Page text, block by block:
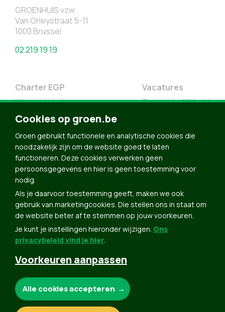
GROENHUIS vzw
Van Orleystraat 5-11
1000 Brussel
02 219 19 19
Charter EGP
Nieuwsbrief
Doe Mee
Contact
Groen in je buurt
Meldpunt
Vacatures
Toegankelijkheid
Word lid
Agenda
Bekijk kalender
Verleng je lidmaatschap
Programma oktober 2024
Programma juni 2024
Downloads
Webshop
Cookies op groen.be
Groen gebruikt functionele en analytische cookies die
noodzakelijk zijn om de website goed te laten
functioneren. Deze cookies verwerken geen
persoonsgegevens en hier is geen toestemming voor
nodig.
Als je daarvoor toestemming geeft, maken we ook
gebruik van marketingcookies. Die stellen ons in staat om
de website beter af te stemmen op jouw voorkeuren.
Je kunt je instellingen hieronder wijzigen. Ons
privacybeleid vind je hier.
Voorkeuren aanpassen
Alle cookies accepteren